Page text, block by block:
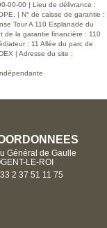
00-00 | Lieu de délivrance :
| N° de caisse de garantie :
Tour A 110 Esplanade du
de la garantie financière : 110
: 11 Allée du parc de
| Adresse du site :
Général de Gaulle
LE-ROI
2 37 51 11 75